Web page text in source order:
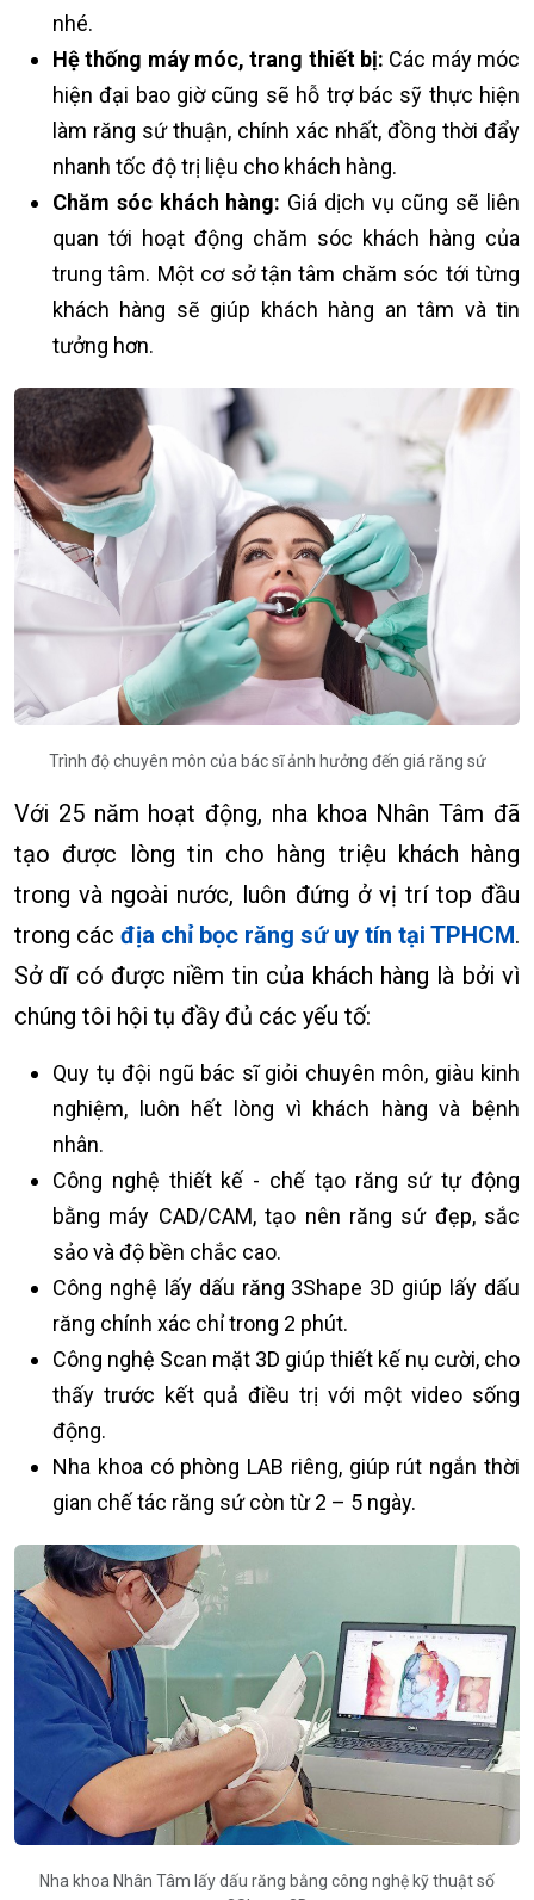
nhé.
Hệ thống máy móc, trang thiết bị: Các máy móc
hiện đại bao giờ cũng sẽ hỗ trợ bác sỹ thực hiện
làm răng sứ thuận, chính xác nhất, đồng thời đẩy
nhanh tốc độ trị liệu cho khách hàng.
Chăm sóc khách hàng: Giá dịch vụ cũng sẽ liên
quan tới hoạt động chăm sóc khách hàng của
trung tâm. Một cơ sở tận tâm chăm sóc tới từng
khách hàng sẽ giúp khách hàng an tâm và tin
tưởng hơn.
Trình độ chuyên môn của bác sĩ ảnh hưởng đến giá răng sứ
Với 25 năm hoạt động, nha khoa Nhân Tâm đã
tạo được lòng tin cho hàng triệu khách hàng
trong và ngoài nước, luôn đứng ở vị trí top đầu
trong các địa chỉ bọc răng sứ uy tín tại TPHCM.
Sở dĩ có được niềm tin của khách hàng là bởi vì
chúng tôi hội tụ đầy đủ các yếu tố:
Quy tụ đội ngũ bác sĩ giỏi chuyên môn, giàu kinh
nghiệm, luôn hết lòng vì khách hàng và bệnh
nhân.
Công nghệ thiết kế - chế tạo răng sứ tự động
bằng máy CAD/CAM, tạo nên răng sứ đẹp, sắc
sảo và độ bền chắc cao.
Công nghệ lấy dấu răng 3Shape 3D giúp lấy dấu
răng chính xác chỉ trong 2 phút.
Công nghệ Scan mặt 3D giúp thiết kế nụ cười, cho
thấy trước kết quả điều trị với một video sống
động.
Nha khoa có phòng LAB riêng, giúp rút ngắn thời
gian chế tác răng sứ còn từ 2 – 5 ngày.
Nha khoa Nhân Tâm lấy dấu răng bằng công nghệ kỹ thuật số